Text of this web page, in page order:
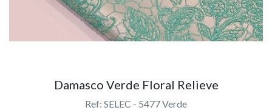
Damasco Verde Floral Relieve
Ref: SELEC - 5477 Verde